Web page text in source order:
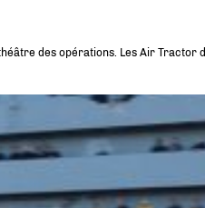
des opérations. Les Air Tractor